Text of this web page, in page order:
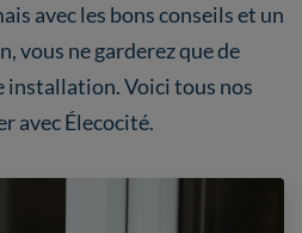
avec les bons conseils et un
vous ne garderez que de
installation. Voici tous nos
avec Élecocité.